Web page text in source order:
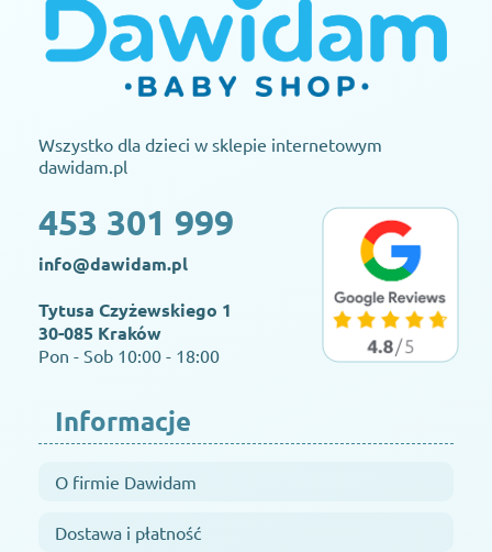
Wszystko dla dzieci w sklepie internetowym
dawidam.pl
453 301 999
info@dawidam.pl
Tytusa Czyżewskiego 1
30-085 Kraków
Pon - Sob 10:00 - 18:00
Informacje
O firmie Dawidam
Dostawa i płatność